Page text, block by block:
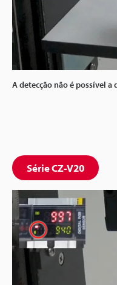
A detecção não é possível
Série CZ-V20